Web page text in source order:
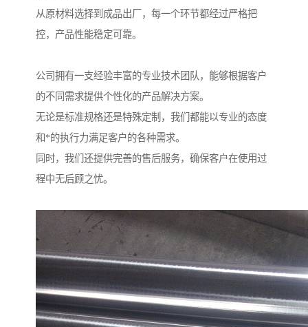
从原材料选择到成品出厂，每一个环节都经过严格把
控，产品性能稳定可靠。
公司拥有一支经验丰富的专业技术团队，能够根据客户
的不同需求提供个性化的产品解决方案。
无论是标准规格还是特殊定制，我们都能以专业的态度
和*的执行力满足客户的各种需求。
同时，我们还提供完善的售后服务，确保客户在使用过
程中无后顾之忧。